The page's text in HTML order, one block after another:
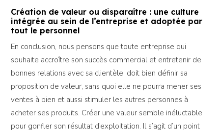
Création de valeur ou disparaître : une culture
intégrée au sein de l’entreprise et adoptée par
tout le personnel
En conclusion, nous pensons que toute entreprise qui
souhaite accroître son succès commercial et entretenir de
bonnes relations avec sa clientèle, doit bien définir sa
proposition de valeur, sans quoi elle ne pourra mener ses
ventes à bien et aussi stimuler les autres personnes à
acheter ses produits. Créer une valeur semble inéluctable
pour gonfler son résultat d’exploitation. Il s’agit d’un point